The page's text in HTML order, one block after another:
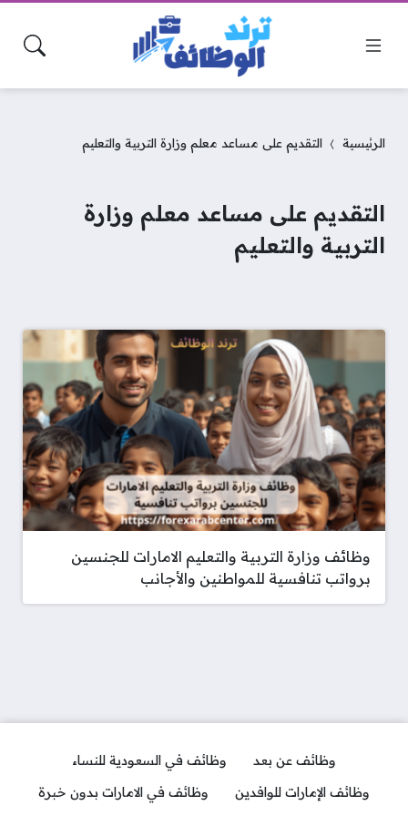
الرئيسية التقديم على مساعد معلم وزارة التربية والتعليم
التقديم على مساعد معلم وزارة
التربية والتعليم
وظائف وزارة التربية والتعليم الامارات للجنسين
برواتب تنافسية للمواطنين والأجانب
وظائف عن بعد
وظائف في السعودية للنساء
وظائف الإمارات للوافدين
وظائف في الامارات بدون خبرة